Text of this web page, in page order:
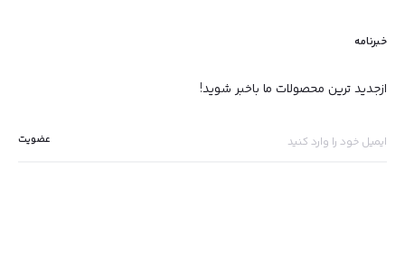
خبرنامه
ازجدید ترین محصولات ما باخبر شوید!